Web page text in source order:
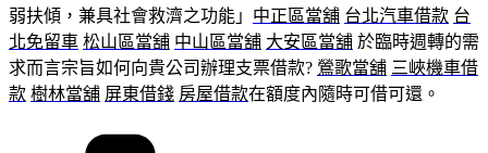
弱扶傾，兼具社會救濟之功能」 中正區當舖 台北汽車借款 台
北免留車 松山區當舖 中山區當舖 大安區當舖 於臨時週轉的需
求而言宗旨如何向貴公司辦理支票借款? 鶯歌當舖 三峽機車借
款 樹林當舖 屏東借錢 房屋借款在額度內隨時可借可還。